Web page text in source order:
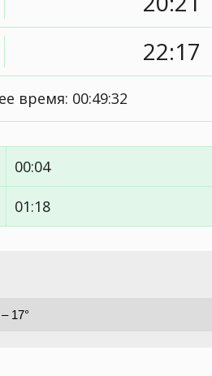
22:17
время: 00:49:33
00:04
01:18